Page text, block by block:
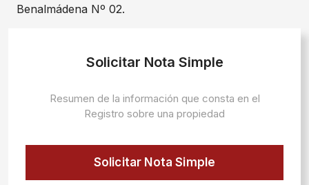
Benalmádena Nº 02.
Solicitar Nota Simple
Resumen de la información que consta en el
Registro sobre una propiedad
Solicitar Nota Simple